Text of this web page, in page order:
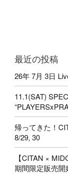
最近の投稿
26年 7月 3日
11.1(SAT)
帰ってきた！
8/29, 30
【CITAN ×
期間限定販売開